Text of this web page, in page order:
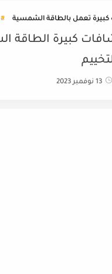
تعمل بالطاقة الشمسية
13 نوفمبر 2023